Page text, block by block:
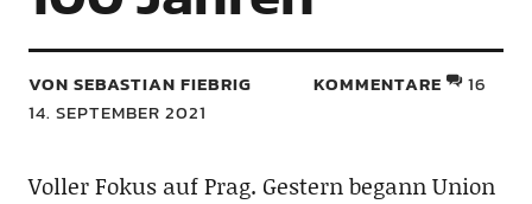
VON SEBASTIAN FIEBRIG
14. SEPTEMBER 2021
KOMMENTARE 16
Voller Fokus auf Prag. Gestern begann Union